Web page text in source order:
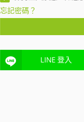
忘記密碼？
LINE 登入